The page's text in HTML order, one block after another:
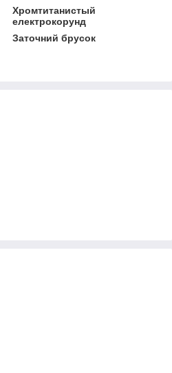
Хромтитанистый
електрокорунд
Заточний брусок